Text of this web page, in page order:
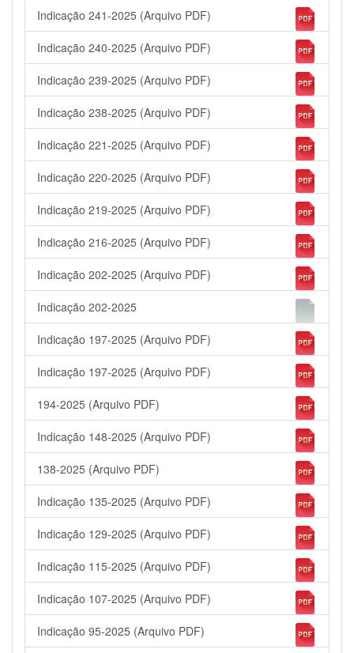
Indicação 241-2025 (Arquivo PDF)
Indicação 240-2025 (Arquivo PDF)
Indicação 239-2025 (Arquivo PDF)
Indicação 238-2025 (Arquivo PDF)
Indicação 221-2025 (Arquivo PDF)
Indicação 220-2025 (Arquivo PDF)
Indicação 219-2025 (Arquivo PDF)
Indicação 216-2025 (Arquivo PDF)
Indicação 202-2025 (Arquivo PDF)
Indicação 202-2025
Indicação 197-2025 (Arquivo PDF)
Indicação 197-2025 (Arquivo PDF)
194-2025 (Arquivo PDF)
Indicação 148-2025 (Arquivo PDF)
138-2025 (Arquivo PDF)
Indicação 135-2025 (Arquivo PDF)
Indicação 129-2025 (Arquivo PDF)
Indicação 115-2025 (Arquivo PDF)
Indicação 107-2025 (Arquivo PDF)
Indicação 95-2025 (Arquivo PDF)